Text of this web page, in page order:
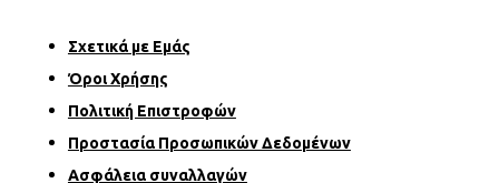
Σχετικά µε Εµάς
Όροι Χρήσης
Πολιτική Επιστροφών
Προστασία Προσωπικών Δεδομένων
Ασφάλεια συναλλαγών